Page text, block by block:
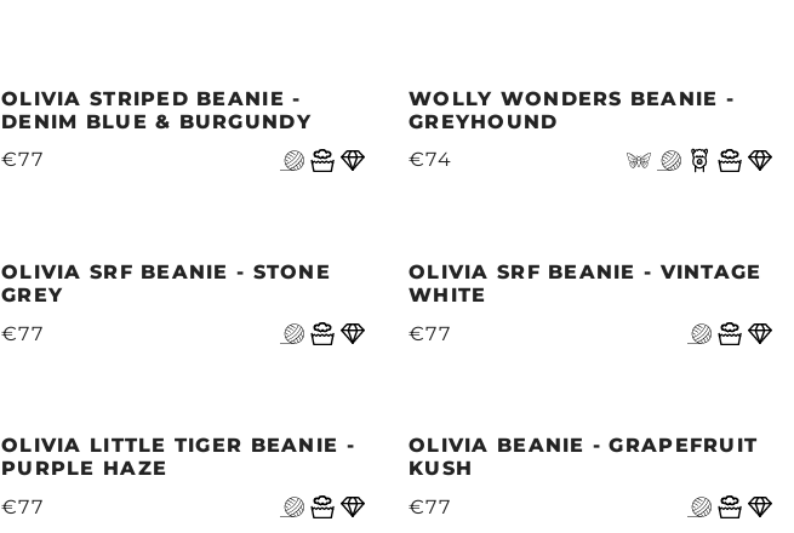
OLIVIA STRIPED BEANIE -
DENIM BLUE & BURGUNDY
€77
WOLLY WONDERS BEANIE -
GREYHOUND
€74
OLIVIA SRF BEANIE - STONE
GREY
€77
OLIVIA SRF BEANIE - VINTAGE
WHITE
€77
OLIVIA LITTLE TIGER BEANIE -
PURPLE HAZE
€77
OLIVIA BEANIE - GRAPEFRUIT
KUSH
€77